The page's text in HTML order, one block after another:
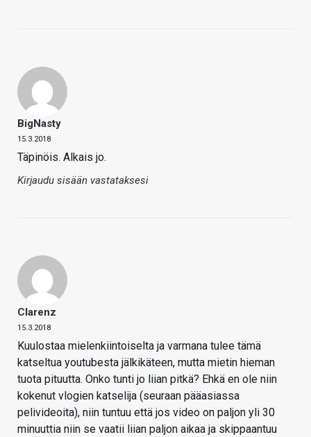
BigNasty
15.3.2018
Täpinöis. Alkais jo.
Kirjaudu sisään vastataksesi
Clarenz
15.3.2018
Kuulostaa mielenkiintoiselta ja varmana tulee tämä
katseltua youtubesta jälkikäteen, mutta mietin hieman
tuota pituutta. Onko tunti jo liian pitkä? Ehkä en ole niin
kokenut vlogien katselija (seuraan pääasiassa
pelivideoita), niin tuntuu että jos video on paljon yli 30
minuuttia niin se vaatii liian paljon aikaa ja skippaantuu